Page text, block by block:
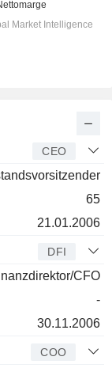
CEO
65
21.01.2006
DFI
CFO
-
30.11.2006
COO